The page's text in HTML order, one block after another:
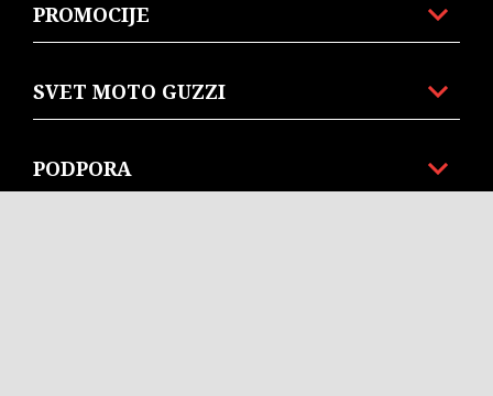
PROMOCIJE
SVET MOTO GUZZI
PODPORA